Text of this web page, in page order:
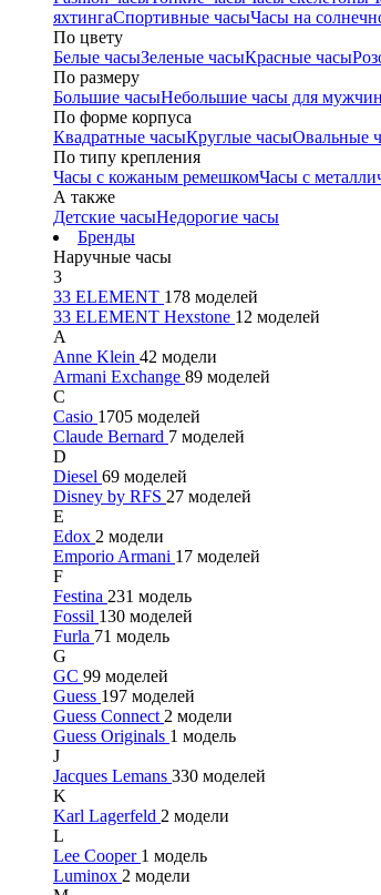
яхтингаСпортивные часыЧасы на
По цвету
Белые часыЗеленые часыКрасные часы
По размеру
Большие часыНебольшие часы для мужчин
По форме корпуса
Квадратные часыКруглые часыОвальные
По типу крепления
Часы с кожаным ремешкомЧасы с
А также
Детские часыНедорогие часы
Бренды
Наручные часы
3
33 ELEMENT 178 моделей
33 ELEMENT Hexstone 12 моделей
A
Anne Klein 42 модели
Armani Exchange 89 моделей
C
Casio 1705 моделей
Claude Bernard 7 моделей
D
Diesel 69 моделей
Disney by RFS 27 моделей
E
Edox 2 модели
Emporio Armani 17 моделей
F
Festina 231 модель
Fossil 130 моделей
Furla 71 модель
G
GC 99 моделей
Guess 197 моделей
Guess Connect 2 модели
Guess Originals 1 модель
J
Jacques Lemans 330 моделей
K
Karl Lagerfeld 2 модели
L
Lee Cooper 1 модель
Luminox 2 модели